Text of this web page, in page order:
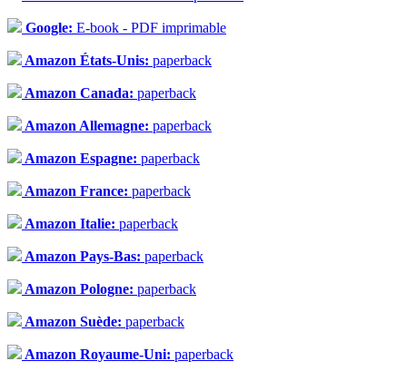
Google: E-book - PDF imprimable
Amazon États-Unis: paperback
Amazon Canada: paperback
Amazon Allemagne: paperback
Amazon Espagne: paperback
Amazon France: paperback
Amazon Italie: paperback
Amazon Pays-Bas: paperback
Amazon Pologne: paperback
Amazon Suède: paperback
Amazon Royaume-Uni: paperback